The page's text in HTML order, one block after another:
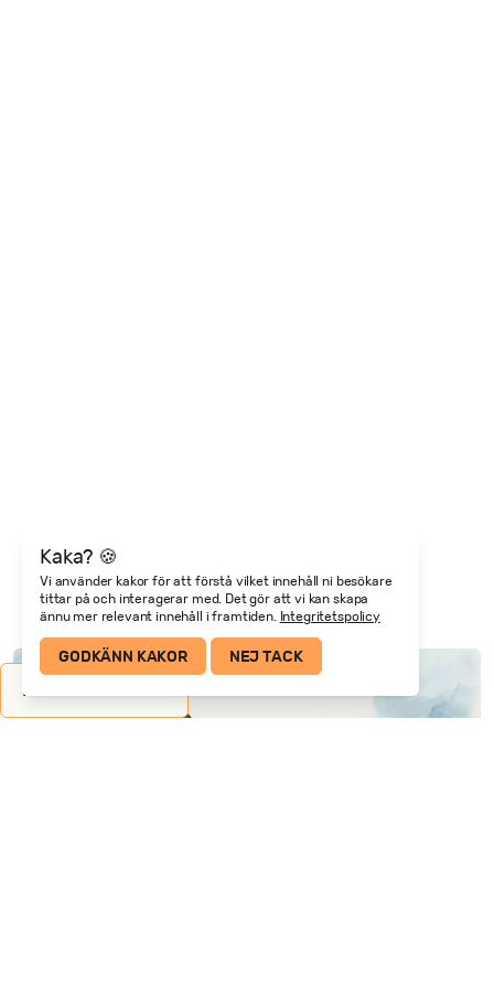
Redo att sluta
gissa?
ALLA PROGRAM
Kaka? 🍪
Vi använder kakor för att förstå vilket innehåll ni besökare
tittar på och interagerar med. Det gör att vi kan skapa
ännu mer relevant innehåll i framtiden. Integritetspolicy
GODKÄNN KAKOR NEJ TACK